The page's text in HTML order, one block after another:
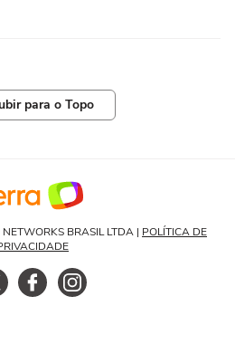
para o Topo
BRASIL LTDA | POLÍTICA DE